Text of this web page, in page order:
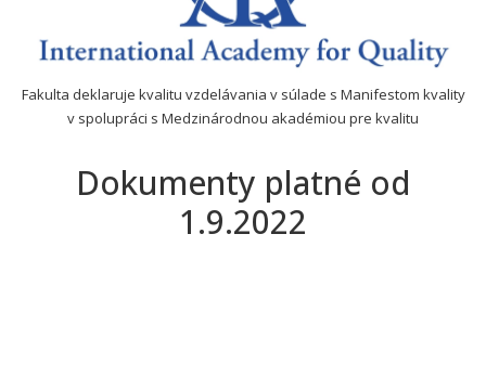
Fakulta deklaruje kvalitu vzdelávania v súlade s Manifestom kvality
v spolupráci s Medzinárodnou akadémiou pre kvalitu
Dokumenty platné od
1.9.2022